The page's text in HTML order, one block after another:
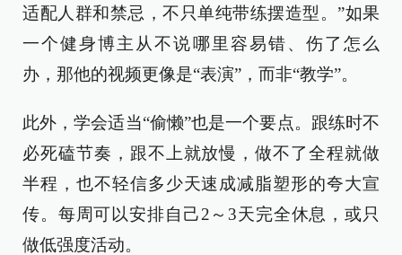
适配人群和禁忌，不只单纯带练摆造型。”如果
一个健身博主从不说哪里容易错、伤了怎么
办，那他的视频更像是“表演”，而非“教学”。
此外，学会适当“偷懒”也是一个要点。跟练时不
必死磕节奏，跟不上就放慢，做不了全程就做
半程，也不轻信多少天速成减脂塑形的夸大宣
传。每周可以安排自己2～3天完全休息，或只
做低强度活动。